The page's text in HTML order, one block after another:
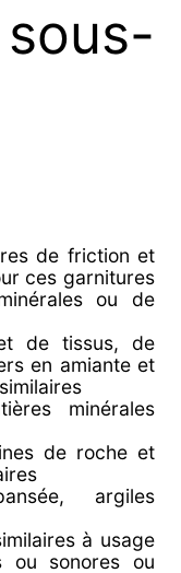
de friction et
ces garnitures
ou de
de tissus, de
en amiante et
minérales
de roche et
argiles
à usage
ou sonores ou